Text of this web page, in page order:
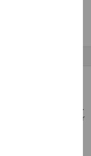
seine besonders
wird aus
um eine natürliche
zu gewährleisten.
der Bart perfekt an Ihr
Das macht ihn ideal
eine